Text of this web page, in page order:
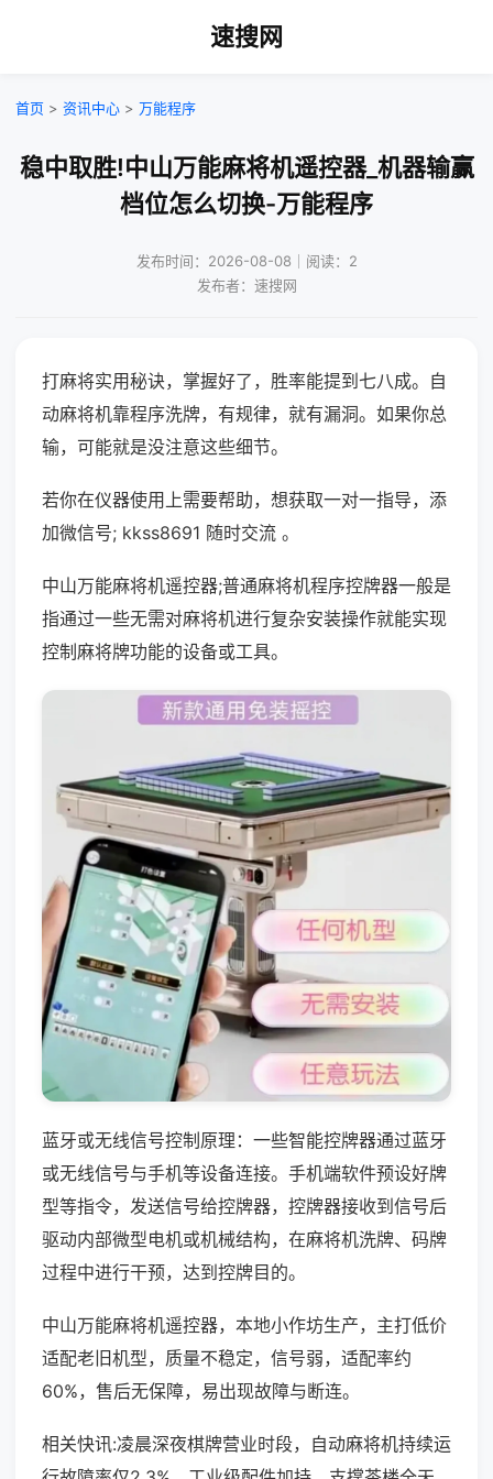
速搜网
首页 > 资讯中心 > 万能程序
稳中取胜!中山万能麻将机遥控器_机器输赢
档位怎么切换-万能程序
发布时间：2026-08-08｜阅读：2
发布者：速搜网
打麻将实用秘诀，掌握好了，胜率能提到七八成。自
动麻将机靠程序洗牌，有规律，就有漏洞。如果你总
输，可能就是没注意这些细节。
若你在仪器使用上需要帮助，想获取一对一指导，添
加微信号; kkss8691 随时交流 。
中山万能麻将机遥控器;普通麻将机程序控牌器一般是
指通过一些无需对麻将机进行复杂安装操作就能实现
控制麻将牌功能的设备或工具。
蓝牙或无线信号控制原理：一些智能控牌器通过蓝牙
或无线信号与手机等设备连接。手机端软件预设好牌
型等指令，发送信号给控牌器，控牌器接收到信号后
驱动内部微型电机或机械结构，在麻将机洗牌、码牌
过程中进行干预，达到控牌目的。
中山万能麻将机遥控器，本地小作坊生产，主打低价
适配老旧机型，质量不稳定，信号弱，适配率约
60%，售后无保障，易出现故障与断连。
相关快讯:凌晨深夜棋牌营业时段，自动麻将机持续运